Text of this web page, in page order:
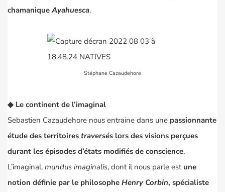
chamaniqueAyahuesca.
Stéphane Cazaudehore
◆ Le continent de l’imaginal
Sebastien Cazaudehore nous entraine dans une passionnante
étude des territoires traversés lors des visions perçues
durant les épisodes d’états modifiés de conscience.
L’imaginal, mundus imaginalis, dont il nous parle est une
notion définie par le philosophe Henry Corbin, spécialiste